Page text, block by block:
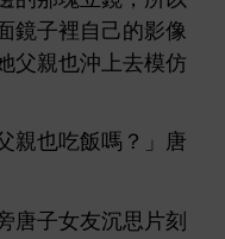
鏡子裡自己
像
父親也沖
模仿
親也
飯嗎？」唐
唐子女友沉
片刻